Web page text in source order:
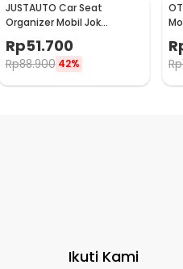
JUSTAUTO Car Seat
Organizer Mobil Jok
Barang Tisu - Z-354
Rp51.700
Rp88.900 42% Rp
Ikuti Kami